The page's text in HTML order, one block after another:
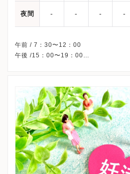
夜間 - - - -
午前 / 7：30〜12：00
午後 /15：00〜19：00
※詳細はクリニックHPを確認、または